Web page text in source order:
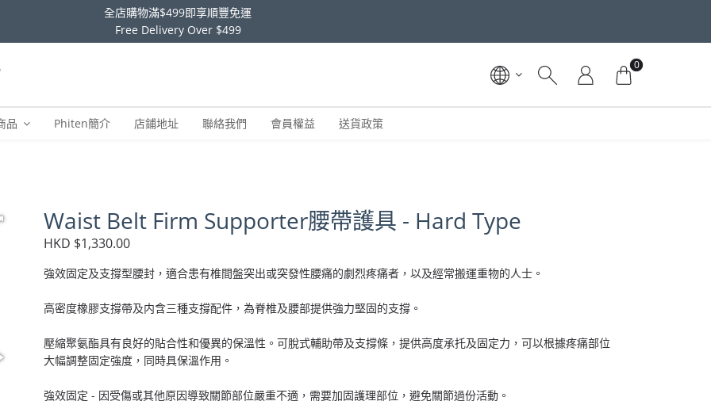
全店購物滿$499即享順豐免運
Free Delivery Over $499
0
品 Phiten簡介 店鋪地址 聯絡我們 會員權益 送貨政策
Waist Belt Firm Supporter腰帶護具 - Hard Type
HKD $1,330.00
強效固定及支撐型腰封，適合患有椎間盤突出或突發性腰痛的劇烈疼痛者，以及經常搬運重物的人士。
高密度橡膠支撐帶及内含三種支撐配件，為脊椎及腰部提供強力堅固的支撐。
壓縮聚氨酯具有良好的貼合性和優異的保溫性。可脫式輔助帶及支撐條，提供高度承托及固定力，可以根據疼痛部位
大幅調整固定強度，同時具保溫作用。
強效固定 - 因受傷或其他原因導致關節部位嚴重不適，需要加固護理部位，避免關節過份活動。